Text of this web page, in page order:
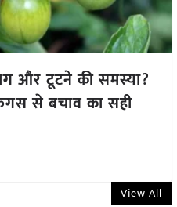
और टूटने की समस्या?
से बचाव का सही
View All